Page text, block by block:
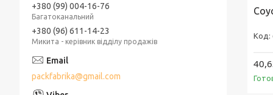
+380 (99) 004-16-76
Багатоканальний
+380 (96) 611-14-23
Микита - керівник відділу продажів
packfabrika@gmail.com